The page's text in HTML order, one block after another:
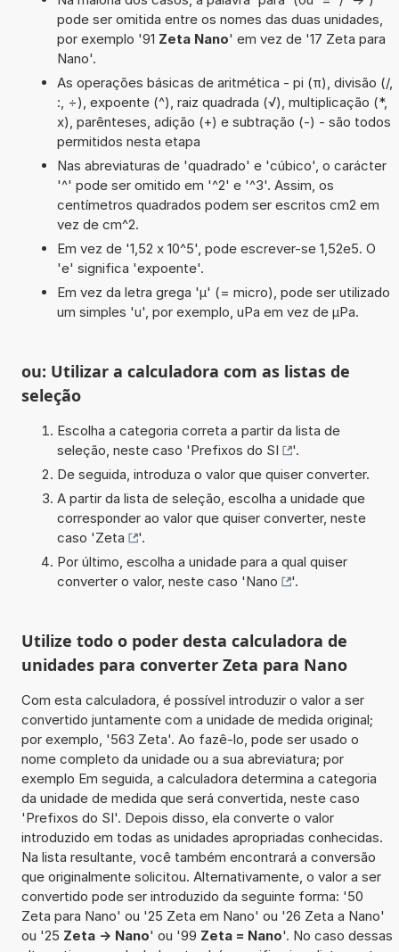
pode ser omitida entre os nomes das duas unidades,
por exemplo '91 Zeta Nano' em vez de '17 Zeta para
Nano'.
As operações básicas de aritmética - pi (π), divisão (/,
:, ÷), expoente (^), raiz quadrada (√), multiplicação (*,
x), parênteses, adição (+) e subtração (-) - são todos
permitidos nesta etapa
Nas abreviaturas de 'quadrado' e 'cúbico', o carácter
'^' pode ser omitido em '^2' e '^3'. Assim, os
centímetros quadrados podem ser escritos cm2 em
vez de cm^2.
Em vez de '1,52 x 10^5', pode escrever-se 1,52e5. O
'e' significa 'expoente'.
Em vez da letra grega 'µ' (= micro), pode ser utilizado
um simples 'u', por exemplo, uPa em vez de µPa.
ou: Utilizar a calculadora com as listas de
seleção
Escolha a categoria correta a partir da lista de
seleção, neste caso 'Prefixos do SI
'.
De seguida, introduza o valor que quiser converter.
A partir da lista de seleção, escolha a unidade que
corresponder ao valor que quiser converter, neste
caso 'Zeta
'.
Por último, escolha a unidade para a qual quiser
converter o valor, neste caso 'Nano '.
Utilize todo o poder desta calculadora de
unidades para converter Zeta para Nano
Com esta calculadora, é possível introduzir o valor a ser
convertido juntamente com a unidade de medida original;
por exemplo, '563 Zeta'. Ao fazê-lo, pode ser usado o
nome completo da unidade ou a sua abreviatura; por
exemplo Em seguida, a calculadora determina a categoria
da unidade de medida que será convertida, neste caso
'Prefixos do SI'. Depois disso, ela converte o valor
introduzido em todas as unidades apropriadas conhecidas.
Na lista resultante, você também encontrará a conversão
que originalmente solicitou. Alternativamente, o valor a ser
convertido pode ser introduzido da seguinte forma: '50
Zeta para Nano' ou '25 Zeta em Nano' ou '26 Zeta a Nano'
ou '25 Zeta -> Nano' ou '99 Zeta = Nano'. No caso dessas